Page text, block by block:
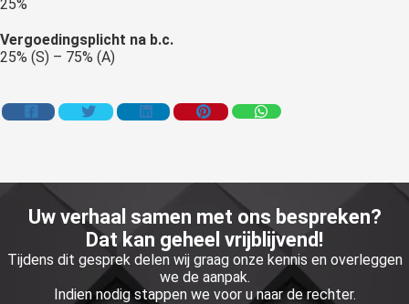
25%
Vergoedingsplicht na b.c.
25% (S) – 75% (A)
Uw verhaal samen met ons bespreken?
Dat kan geheel vrijblijvend!
Tijdens dit gesprek delen wij graag onze kennis en overleggen
we de aanpak.
Indien nodig stappen we voor u naar de rechter.